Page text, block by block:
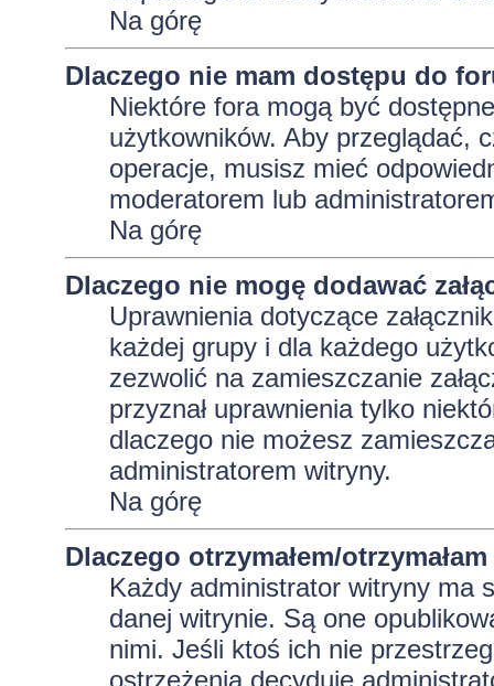
Na górę
Dlaczego nie mam dostępu do
Niektóre fora mogą być
użytkowników. Aby przeglądać,
operacje, musisz mieć
moderatorem lub
Na górę
Dlaczego nie mogę dodawać
Uprawnienia dotyczące
każdej grupy i dla każdego
zezwolić na zamieszczanie
przyznał uprawnienia tylko
dlaczego nie możesz
administratorem witryny.
Na górę
Dlaczego otrzymałem/
Każdy administrator witryny ma
danej witrynie. Są one
nimi. Jeśli ktoś ich nie
ostrzeżenia decyduje